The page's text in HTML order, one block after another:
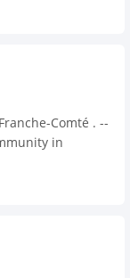
Comté . --
in